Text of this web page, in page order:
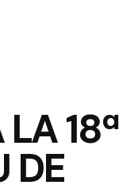
18ª
DE